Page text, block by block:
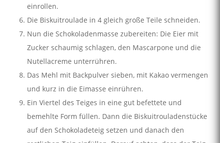
einrollen.
Die Biskuitroulade in 4 gleich große Teile schneiden.
Nun die Schokoladenmasse zubereiten: Die Eier mit
Zucker schaumig schlagen, den Mascarpone und die
Nutellacreme unterrühren.
Das Mehl mit Backpulver sieben, mit Kakao vermengen
und kurz in die Eimasse einrühren.
Ein Viertel des Teiges in eine gut befettete und
bemehlte Form füllen. Dann die Biskuitrouladenstücke
auf den Schokoladeteig setzen und danach den